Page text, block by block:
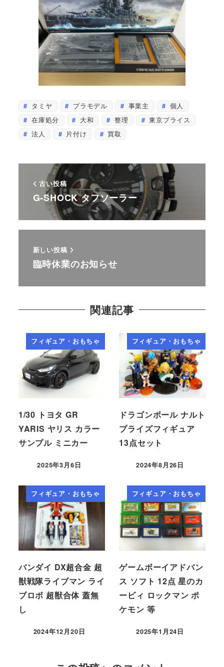
タミヤ プラモデル 事業主
個人
在庫処分
大和 整理
東京プライス
法人
片付け 買取
古い投稿
G-SHOCK タフソーラー
新しい投稿
臨時休業のお知らせ
関連記事
フィギュア・おもちゃ
1/30 トヨタ GR
YARIS ヤリス カラー
サンプル ミニカー
2025年3月6日
フィギュア・おもちゃ
ドラゴンボール ナルト
プライズフィギュア
13点セット
2024年8月26日
フィギュア・おもちゃ
バンダイ DX超合金 超
獣戦隊ライブマン ライ
ブロボ 超獣合体 蓋無
し
2024年12月20日
フィギュア・おもちゃ
ゲームボーイアドバン
ス ソフト 12点 星のカ
ービィ ロックマン ポ
ケモン 等
2025年1月24日